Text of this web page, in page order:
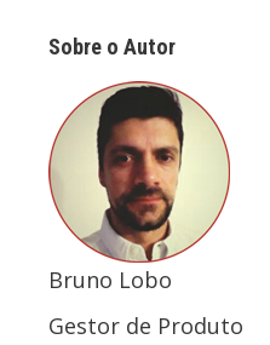
Sobre o Autor
Bruno Lobo
Gestor de Produto